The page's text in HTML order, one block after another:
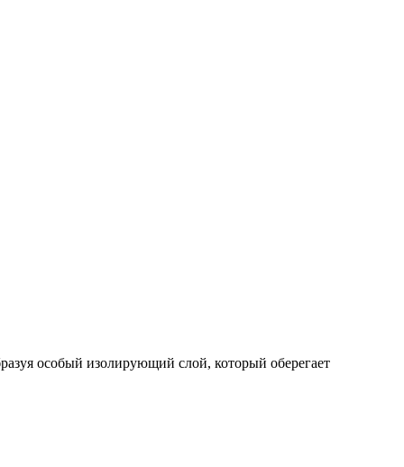
особый изолирующий слой, который оберегает